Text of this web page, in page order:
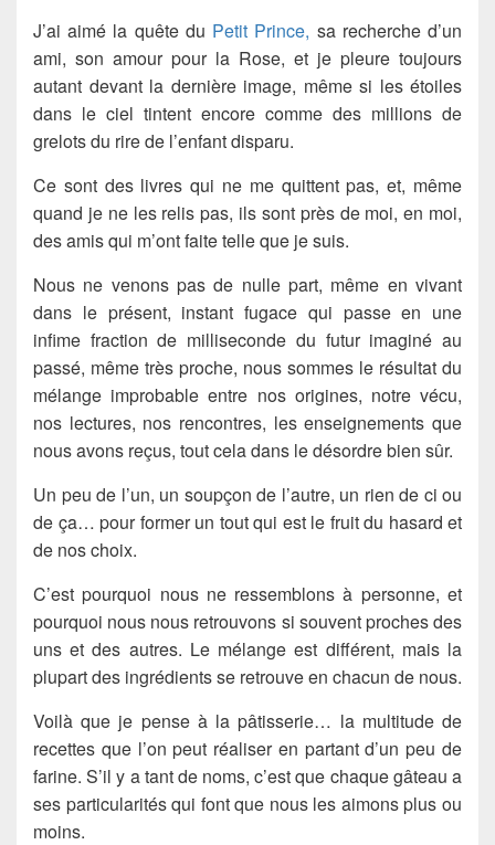
J’ai aimé la quête du Petit Prince, sa recherche d’un
ami, son amour pour la Rose, et je pleure toujours
autant devant la dernière image, même si les étoiles
dans le ciel tintent encore comme des millions de
grelots du rire de l’enfant disparu.
Ce sont des livres qui ne me quittent pas, et, même
quand je ne les relis pas, ils sont près de moi, en moi,
des amis qui m’ont faite telle que je suis.
Nous ne venons pas de nulle part, même en vivant
dans le présent, instant fugace qui passe en une
infime fraction de milliseconde du futur imaginé au
passé, même très proche, nous sommes le résultat du
mélange improbable entre nos origines, notre vécu,
nos lectures, nos rencontres, les enseignements que
nous avons reçus, tout cela dans le désordre bien sûr.
Un peu de l’un, un soupçon de l’autre, un rien de ci ou
de ça… pour former un tout qui est le fruit du hasard et
de nos choix.
C’est pourquoi nous ne ressemblons à personne, et
pourquoi nous nous retrouvons si souvent proches des
uns et des autres. Le mélange est différent, mais la
plupart des ingrédients se retrouve en chacun de nous.
Voilà que je pense à la pâtisserie… la multitude de
recettes que l’on peut réaliser en partant d’un peu de
farine. S’il y a tant de noms, c’est que chaque gâteau a
ses particularités qui font que nous les aimons plus ou
moins.